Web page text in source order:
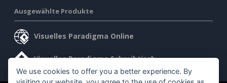
Ausgewählte Produkte
Visuelles Paradigma Online
Visuelles Paradigma Schreibtisch
We use cookies to offer you a better experience. By